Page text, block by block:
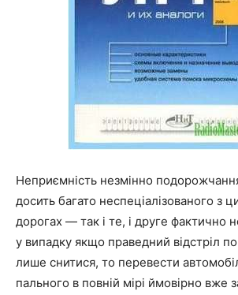
Неприємність незмінно
досить багато неспеціалізованого з
дорогах — так і те, і друге фактично
у випадку якщо праведний відстріл
лише снитися, то перевести
пального в повній мірі ймовірно вже